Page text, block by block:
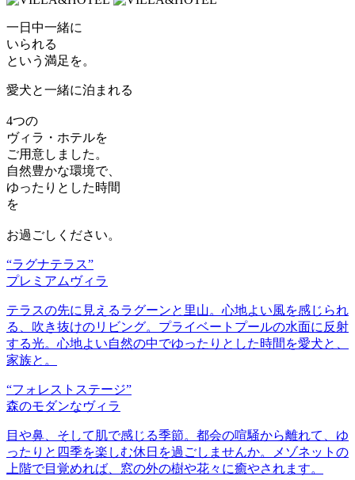
一日中一緒に
いられる
という満足を。
愛犬と一緒に泊まれる
4つの
ヴィラ・ホテルを
ご用意しました。
自然豊かな環境で、
ゆったりとした時間
を
お過ごしください。
“ラグナテラス”
プレミアムヴィラ
テラスの先に見えるラグーンと里山。心地よい風を感じられ
る、吹き抜けのリビング。プライベートプールの水面に反射
する光。心地よい自然の中でゆったりとした時間を愛犬と、
家族と。
“フォレストステージ”
森のモダンなヴィラ
目や鼻、そして肌で感じる季節。都会の喧騒から離れて、ゆ
ったりと四季を楽しむ休日を過ごしませんか。メゾネットの
上階で目覚めれば、窓の外の樹や花々に癒やされます。